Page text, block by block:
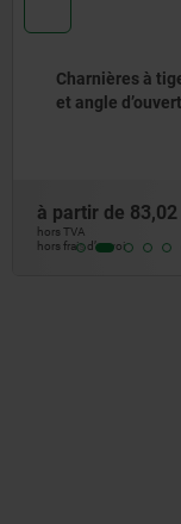
cygne
DÉTAILS